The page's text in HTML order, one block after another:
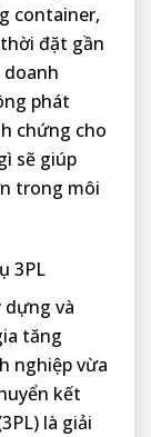
container,
đặt gần
phát
chứng cho
sẽ giúp
trong môi
3PL
và
tăng
nghiệp vừa
kết
là giải